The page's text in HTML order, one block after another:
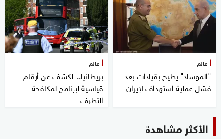
عالم
"الموساد" يطيح بقيادات بعد
فشل عملية استهداف لإيران
عالم
بريطانيا.. الكشف عن أرقام
قياسية لبرنامج لمكافحة
التطرف
الأكثر مشاهدة